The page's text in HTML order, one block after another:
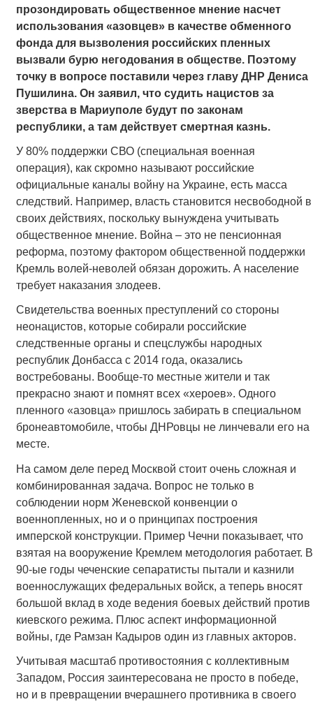
прозондировать общественное мнение насчет
использования «азовцев» в качестве обменного
фонда для вызволения российских пленных
вызвали бурю негодования в обществе. Поэтому
точку в вопросе поставили через главу ДНР Дениса
Пушилина. Он заявил, что судить нацистов за
зверства в Мариуполе будут по законам
республики, а там действует смертная казнь.
У 80% поддержки СВО (специальная военная
операция), как скромно называют российские
официальные каналы войну на Украине, есть масса
следствий. Например, власть становится несвободной в
своих действиях, поскольку вынуждена учитывать
общественное мнение. Война – это не пенсионная
реформа, поэтому фактором общественной поддержки
Кремль волей-неволей обязан дорожить. А население
требует наказания злодеев.
Свидетельства военных преступлений со стороны
неонацистов, которые собирали российские
следственные органы и спецслужбы народных
республик Донбасса с 2014 года, оказались
востребованы. Вообще-то местные жители и так
прекрасно знают и помнят всех «хероев». Одного
пленного «азовца» пришлось забирать в специальном
бронеавтомобиле, чтобы ДНРовцы не линчевали его на
месте.
На самом деле перед Москвой стоит очень сложная и
комбинированная задача. Вопрос не только в
соблюдении норм Женевской конвенции о
военнопленных, но и о принципах построения
имперской конструкции. Пример Чечни показывает, что
взятая на вооружение Кремлем методология работает. В
90-ые годы чеченские сепаратисты пытали и казнили
военнослужащих федеральных войск, а теперь вносят
большой вклад в ходе ведения боевых действий против
киевского режима. Плюс аспект информационной
войны, где Рамзан Кадыров один из главных акторов.
Учитывая масштаб противостояния с коллективным
Западом, Россия заинтересована не просто в победе,
но и в превращении вчерашнего противника в своего